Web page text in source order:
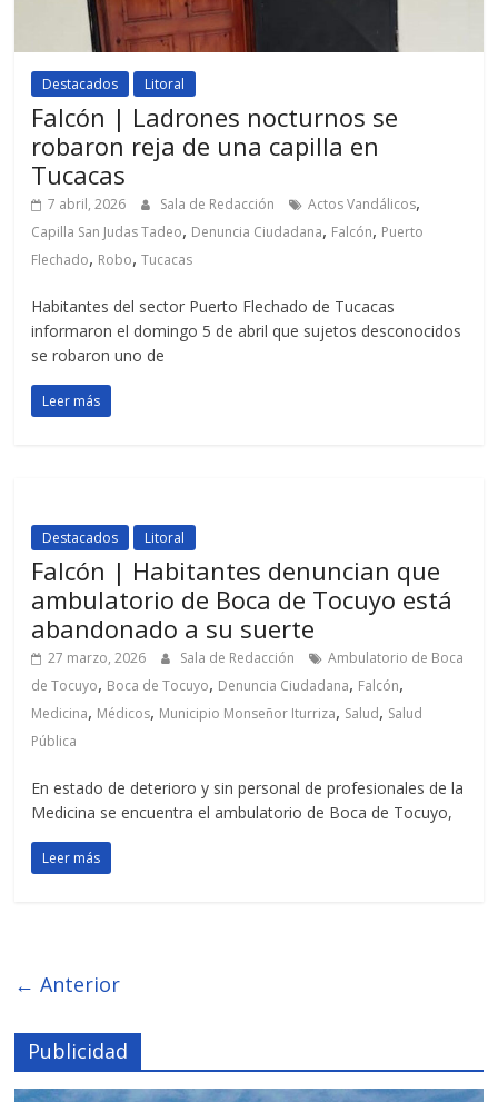
Destacados Litoral
Falcón | Ladrones nocturnos se
robaron reja de una capilla en
Tucacas
7 abril, 2026 Sala de Redacción Actos Vandálicos,
Capilla San Judas Tadeo, Denuncia Ciudadana, Falcón, Puerto
Flechado, Robo,Tucacas
Habitantes del sector Puerto Flechado de Tucacas
informaron el domingo 5 de abril que sujetos desconocidos
se robaron uno de
Leer más
Destacados Litoral
Falcón | Habitantes denuncian que
ambulatorio de Boca de Tocuyo está
abandonado a su suerte
27 marzo, 2026 Sala de Redacción
Ambulatorio de Boca
de Tocuyo, Boca de Tocuyo, Denuncia Ciudadana, Falcón,
Medicina, Médicos, Municipio Monseñor Iturriza, Salud, Salud
Pública
En estado de deterioro y sin personal de profesionales de la
Medicina se encuentra el ambulatorio de Boca de Tocuyo,
Leer más
← Anterior
Publicidad